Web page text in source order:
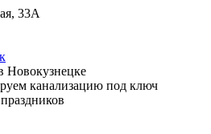
33А
Новокузнецке
канализацию под ключ